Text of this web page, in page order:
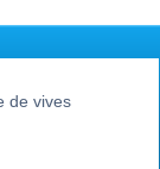
de vives